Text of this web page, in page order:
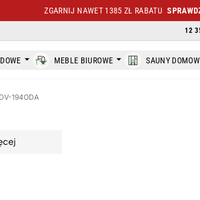
ZGARNIJ NAWET 1385 ZŁ RABATU
12
MEBLE BIUROWE SAUNY
194ODA